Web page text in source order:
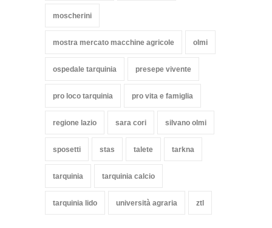
moscherini
mostra mercato macchine agricole olmi
ospedale tarquinia presepe vivente
pro loco tarquinia pro vita e famiglia
regione lazio sara cori silvano olmi
sposetti stas talete tarkna
tarquinia tarquinia calcio
tarquinia lido università agraria ztl